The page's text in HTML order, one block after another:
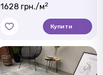
1628 грн./м2
Купити